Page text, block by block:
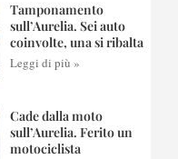
Tamponamento
sull’Aurelia. Sei auto
coinvolte, una si ribalta
Leggi di più »
Cade dalla moto
sull’Aurelia. Ferito un
motociclista